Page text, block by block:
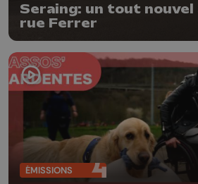
Seraing: un tout nouvel
rue Ferrer
ÉMISSIONS